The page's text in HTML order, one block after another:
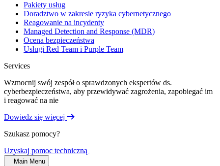
Pakiety usług
Doradztwo w zakresie ryzyka cybernetycznego
Reagowanie na incydenty
Managed Detection and Response (MDR)
Ocena bezpieczeństwa
Usługi Red Team i Purple Team
Services
Wzmocnij swój zespół o sprawdzonych ekspertów ds.
cyberbezpieczeństwa, aby przewidywać zagrożenia, zapobiegać im
i reagować na nie
Dowiedz się więcej
Szukasz pomocy?
Uzyskaj pomoc techniczną
Main Menu